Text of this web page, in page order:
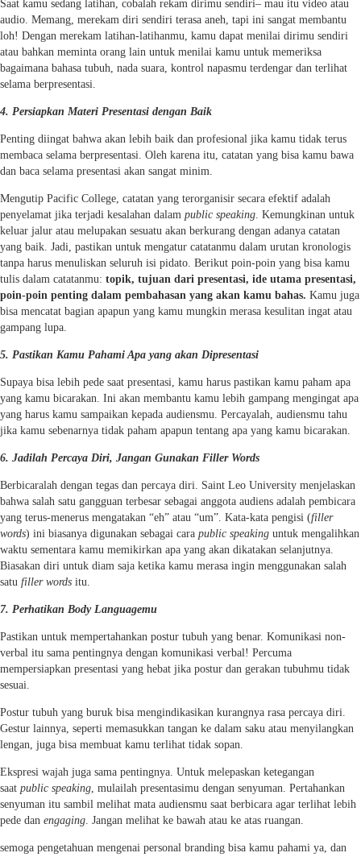
Saat kamu sedang latihan, cobalah rekam dirimu sendiri– mau itu video atau
audio. Memang, merekam diri sendiri terasa aneh, tapi ini sangat membantu
loh! Dengan merekam latihan-latihanmu, kamu dapat menilai dirimu sendiri
atau bahkan meminta orang lain untuk menilai kamu untuk memeriksa
bagaimana bahasa tubuh, nada suara, kontrol napasmu terdengar dan terlihat
selama berpresentasi.
4. Persiapkan Materi Presentasi dengan Baik
Penting diingat bahwa akan lebih baik dan profesional jika kamu tidak terus
membaca selama berpresentasi. Oleh karena itu, catatan yang bisa kamu bawa
dan baca selama presentasi akan sangat minim.
Mengutip Pacific College, catatan yang terorganisir secara efektif adalah
penyelamat jika terjadi kesalahan dalam public speaking. Kemungkinan untuk
keluar jalur atau melupakan sesuatu akan berkurang dengan adanya catatan
yang baik. Jadi, pastikan untuk mengatur catatanmu dalam urutan kronologis
tanpa harus menuliskan seluruh isi pidato. Berikut poin-poin yang bisa kamu
tulis dalam catatanmu: topik, tujuan dari presentasi, ide utama presentasi,
poin-poin penting dalam pembahasan yang akan kamu bahas. Kamu juga
bisa mencatat bagian apapun yang kamu mungkin merasa kesulitan ingat atau
gampang lupa.
5. Pastikan Kamu Pahami Apa yang akan Dipresentasi
Supaya bisa lebih pede saat presentasi, kamu harus pastikan kamu paham apa
yang kamu bicarakan. Ini akan membantu kamu lebih gampang mengingat apa
yang harus kamu sampaikan kepada audiensmu. Percayalah, audiensmu tahu
jika kamu sebenarnya tidak paham apapun tentang apa yang kamu bicarakan.
6. Jadilah Percaya Diri, Jangan Gunakan Filler Words
Berbicaralah dengan tegas dan percaya diri. Saint Leo University menjelaskan
bahwa salah satu gangguan terbesar sebagai anggota audiens adalah pembicara
yang terus-menerus mengatakan “eh” atau “um”. Kata-kata pengisi (filler
words) ini biasanya digunakan sebagai cara public speaking untuk mengalihkan
waktu sementara kamu memikirkan apa yang akan dikatakan selanjutnya.
Biasakan diri untuk diam saja ketika kamu merasa ingin menggunakan salah
satu filler words itu.
7. Perhatikan Body Languagemu
Pastikan untuk mempertahankan postur tubuh yang benar. Komunikasi non-
verbal itu sama pentingnya dengan komunikasi verbal! Percuma
mempersiapkan presentasi yang hebat jika postur dan gerakan tubuhmu tidak
sesuai.
Postur tubuh yang buruk bisa mengindikasikan kurangnya rasa percaya diri.
Gestur lainnya, seperti memasukkan tangan ke dalam saku atau menyilangkan
lengan, juga bisa membuat kamu terlihat tidak sopan.
Ekspresi wajah juga sama pentingnya. Untuk melepaskan ketegangan
saat public speaking, mulailah presentasimu dengan senyuman. Pertahankan
senyuman itu sambil melihat mata audiensmu saat berbicara agar terlihat lebih
pede dan engaging. Jangan melihat ke bawah atau ke atas ruangan.
semoga pengetahuan mengenai personal branding bisa kamu pahami ya, dan